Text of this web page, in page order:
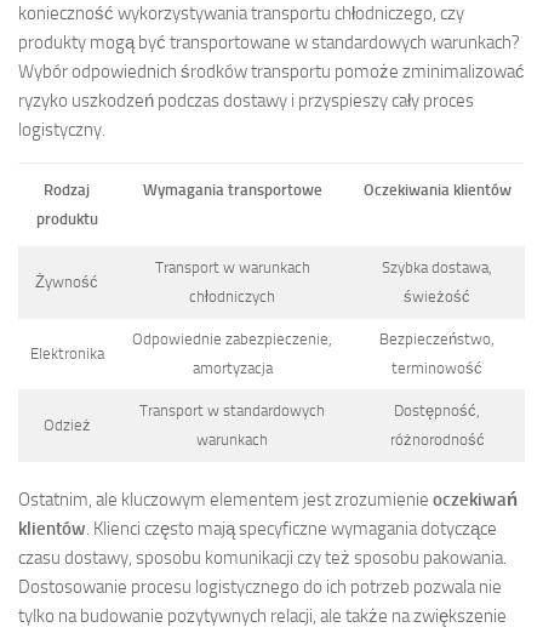
konieczność wykorzystywania transportu chłodniczego, czy
produkty mogą być transportowane w standardowych warunkach?
Wybór odpowiednich środków transportu pomoże zminimalizować
ryzyko uszkodzeń podczas dostawy i przyspieszy cały proces
logistyczny.
Rodzaj
produktu
Wymagania transportowe Oczekiwania klientów
Żywność
Transport w warunkach
chłodniczych
Szybka dostawa,
świeżość
Elektronika
Odpowiednie zabezpieczenie,
amortyzacja
Bezpieczeństwo,
terminowość
Odzież
Transport w standardowych
warunkach
Dostępność,
różnorodność
Ostatnim, ale kluczowym elementem jest zrozumienie oczekiwań
klientów. Klienci często mają specyficzne wymagania dotyczące
czasu dostawy, sposobu komunikacji czy też sposobu pakowania.
Dostosowanie procesu logistycznego do ich potrzeb pozwala nie
tylko na budowanie pozytywnych relacji, ale także na zwiększenie